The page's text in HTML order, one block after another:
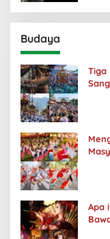
Budaya
Tiga
Apa